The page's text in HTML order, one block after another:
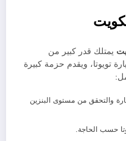
يمتلك قدر كبير من
تويوتا، ويقدم حزمة كبيرة
والتحقق من مستوى البنزين
حسب الحاجة.